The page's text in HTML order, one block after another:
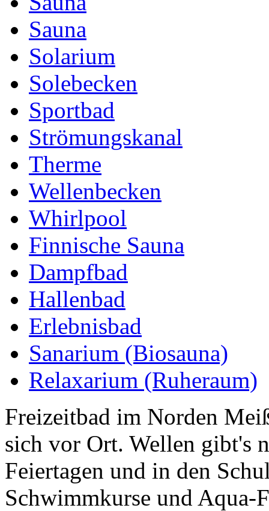
Sauna
Solarium
Solebecken
Sportbad
Strömungskanal
Therme
Wellenbecken
Whirlpool
Finnische Sauna
Dampfbad
Hallenbad
Erlebnisbad
Sanarium (Biosauna)
Relaxarium (Ruheraum)
Freizeitbad im Norden
sich vor Ort. Wellen gibt's
Feiertagen und in den
Schwimmkurse und Aqua-